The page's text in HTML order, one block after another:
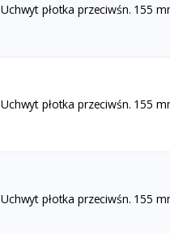
Uchwyt płotka przeciwśn. 155
Uchwyt płotka przeciwśn. 155
Uchwyt płotka przeciwśn. 155